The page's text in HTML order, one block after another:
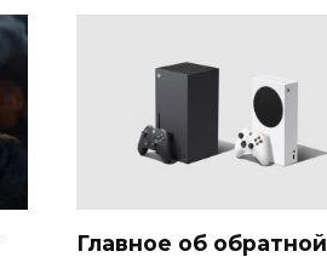
Главное об обратной